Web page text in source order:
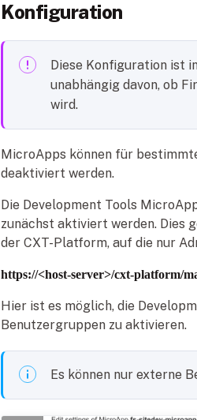
Konfiguration
Diese Konfiguration ist
unabhängig davon, ob
wird.
MicroApps können für
deaktiviert werden.
Die Development Tools
zunächst aktiviert werden. Dies
der CXT-Platform, auf die nur
https://<host-server>/cxt-platform/
Hier ist es möglich, die
Benutzergruppen zu aktivieren.
Es können nur externe